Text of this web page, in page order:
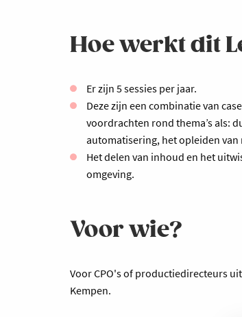
Hoe werkt dit
Er zijn 5 sessies per jaar.
Deze zijn een combinatie van
voordrachten rond thema’s als:
automatisering, het opleiden van
Het delen van inhoud en het
omgeving.
Voor wie?
Voor CPO's of productiedirecteurs
Kempen.